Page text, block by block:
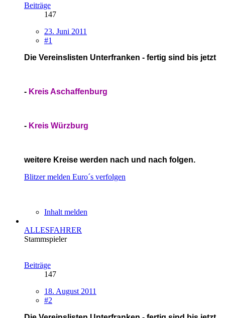
Beiträge
147
23. Juni 2011
#1
Die Vereinslisten Unterfranken - fertig sind bis jetzt
- Kreis Aschaffenburg
- Kreis Würzburg
weitere Kreise werden nach und nach folgen.
Blitzer melden Euro´s verfolgen
Inhalt melden
ALLESFAHRER
Stammspieler
Beiträge
147
18. August 2011
#2